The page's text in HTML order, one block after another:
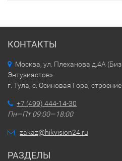
КОНТАКТЫ
Москва, ул. Плеханова д.4А
Энтузиастов»
г. Тула, с. Осиновая Гора,
+7 (499) 444-14-30
Пн—Пт 09:00—18:00
zakaz@hikvision24.ru
РАЗДЕЛЫ